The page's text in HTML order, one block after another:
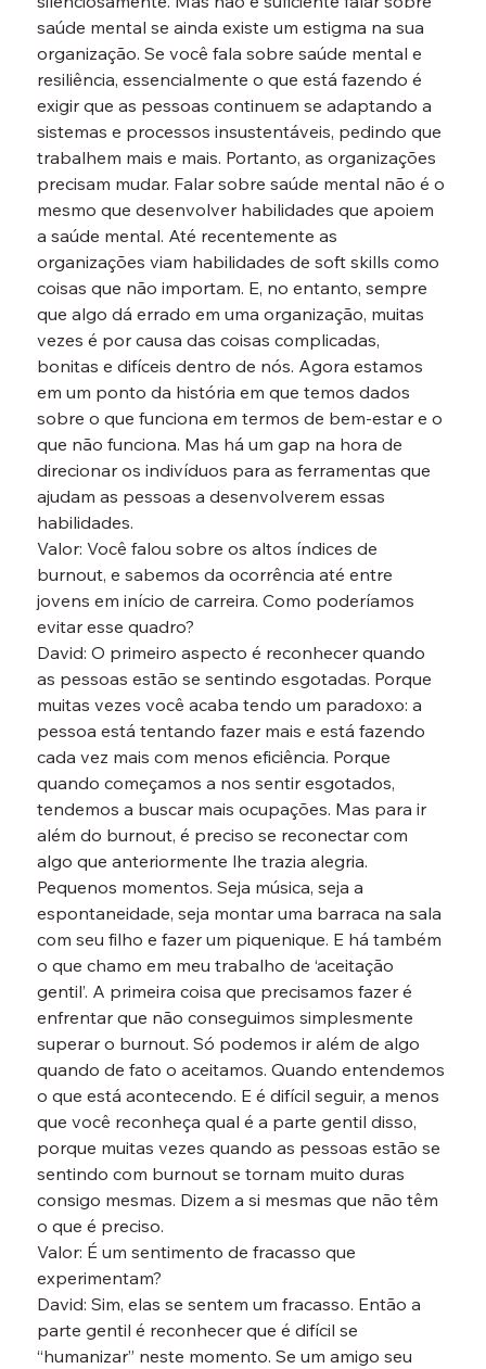
saúde mental se ainda existe um estigma na sua
organização. Se você fala sobre saúde mental e
resiliência, essencialmente o que está fazendo é
exigir que as pessoas continuem se adaptando a
sistemas e processos insustentáveis, pedindo que
trabalhem mais e mais. Portanto, as organizações
precisam mudar. Falar sobre saúde mental não é o
mesmo que desenvolver habilidades que apoiem
a saúde mental. Até recentemente as
organizações viam habilidades de soft skills como
coisas que não importam. E, no entanto, sempre
que algo dá errado em uma organização, muitas
vezes é por causa das coisas complicadas,
bonitas e difíceis dentro de nós. Agora estamos
em um ponto da história em que temos dados
sobre o que funciona em termos de bem-estar e o
que não funciona. Mas há um gap na hora de
direcionar os indivíduos para as ferramentas que
ajudam as pessoas a desenvolverem essas
habilidades.
Valor: Você falou sobre os altos índices de
burnout, e sabemos da ocorrência até entre
jovens em início de carreira. Como poderíamos
evitar esse quadro?
David: O primeiro aspecto é reconhecer quando
as pessoas estão se sentindo esgotadas. Porque
muitas vezes você acaba tendo um paradoxo: a
pessoa está tentando fazer mais e está fazendo
cada vez mais com menos eficiência. Porque
quando começamos a nos sentir esgotados,
tendemos a buscar mais ocupações. Mas para ir
além do burnout, é preciso se reconectar com
algo que anteriormente lhe trazia alegria.
Pequenos momentos. Seja música, seja a
espontaneidade, seja montar uma barraca na sala
com seu filho e fazer um piquenique. E há também
o que chamo em meu trabalho de ‘aceitação
gentil’. A primeira coisa que precisamos fazer é
enfrentar que não conseguimos simplesmente
superar o burnout. Só podemos ir além de algo
quando de fato o aceitamos. Quando entendemos
o que está acontecendo. E é difícil seguir, a menos
que você reconheça qual é a parte gentil disso,
porque muitas vezes quando as pessoas estão se
sentindo com burnout se tornam muito duras
consigo mesmas. Dizem a si mesmas que não têm
o que é preciso.
Valor: É um sentimento de fracasso que
experimentam?
David: Sim, elas se sentem um fracasso. Então a
parte gentil é reconhecer que é difícil se
“humanizar” neste momento. Se um amigo seu